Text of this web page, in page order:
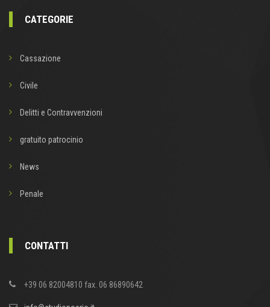
CATEGORIE
Cassazione
Civile
Delitti e Contravvenzioni
gratuito patrocinio
News
Penale
CONTATTI
+39 06 82004810 fax. 06 86890642